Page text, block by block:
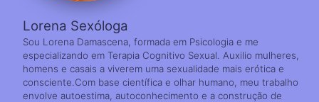
Lorena Sexóloga
Sou Lorena Damascena, formada em Psicologia e me
especializando em Terapia Cognitivo Sexual. Auxilio mulheres,
homens e casais a viverem uma sexualidade mais erótica e
consciente.Com base científica e olhar humano, meu trabalho
envolve autoestima, autoconhecimento e a construção de